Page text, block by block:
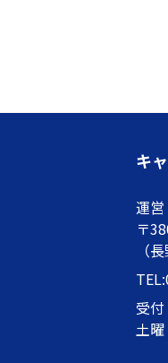
キ
運
〒
（
受
土